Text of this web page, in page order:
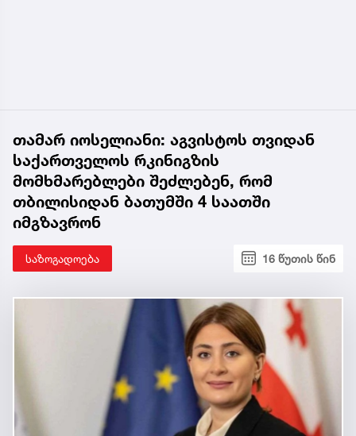
თამარ იოსელიანი: აგვისტოს თვიდან
საქართველოს რკინიგზის
მომხმარებლები შეძლებენ, რომ
თბილისიდან ბათუმში 4 საათში
იმგზავრონ
საზოგადოება 16 წუთის წინ